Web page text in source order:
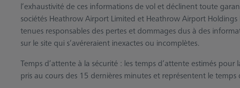
l’exhaustivité de ces informations de vol et déclinent toute
sociétés Heathrow Airport Limited et Heathrow Airport
tenues responsables des pertes et dommages dus à des
sur le site qui s’avéreraient inexactes ou incomplètes.
Temps d’attente à la sécurité : les temps d’attente estimés pour
pris au cours des 15 dernières minutes et représentent le temps